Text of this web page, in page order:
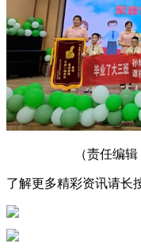
（责任编
了解更多精彩资讯请长